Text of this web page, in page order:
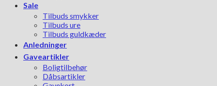
Sale
Tilbuds smykker
Tilbuds ure
Tilbuds guldkæder
Anledninger
Gaveartikler
Boligtilbehør
Dåbsartikler